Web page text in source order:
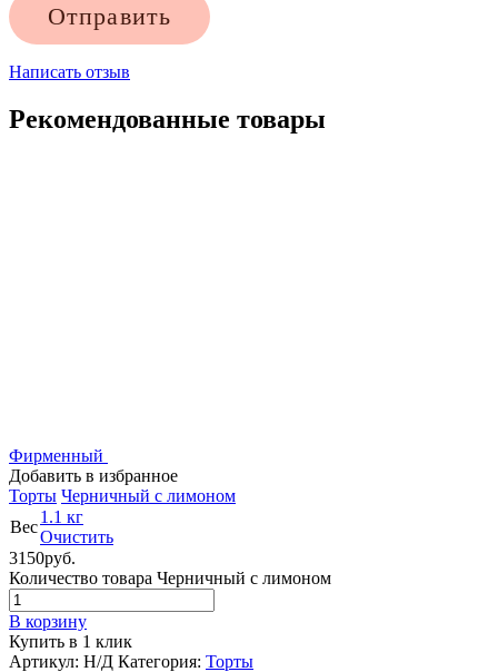
Написать отзыв
Рекомендованные товары
Фирменный
Добавить в избранное
Торты Черничный с лимоном
Вес
1.1 кг
Очистить
3150руб.
Количество товара Черничный с лимоном
В корзину
Купить в 1 клик
Артикул: Н/Д Категория: Торты